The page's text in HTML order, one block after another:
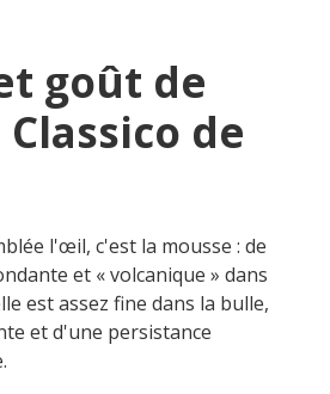
goût de
de
l'œil, c'est la mousse : de
et « volcanique » dans
est assez fine dans la bulle,
et d'une persistance